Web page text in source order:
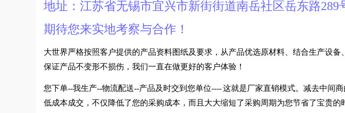
地址：江苏省无锡市宜兴市新街街道南岳社区岳东路289
期待您来实地考察与合作！
大世界严格按照客户提供的产品资料图纸及要求，从产品优选原材料、结合生产设
保证产品不变形不损伤，我们一直在做更好的客户体验！
您下单--我生产--物流配送--产品及时交到您单位---- 这就是厂家直销模式。减去中间
低成本成交，不仅降低了您的采购成本，而且大大缩短了采购周期为您节省了宝贵的